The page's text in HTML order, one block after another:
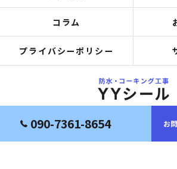
090-7361-8654 お
コラム
プライバシーポリシー
© 2026 大阪府岸和田市の防水工事ならYYシール